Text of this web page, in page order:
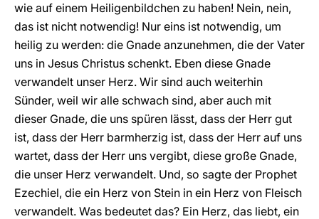
wie auf einem Heiligenbildchen zu haben! Nein, nein,
das ist nicht notwendig! Nur eins ist notwendig, um
heilig zu werden: die Gnade anzunehmen, die der Vater
uns in Jesus Christus schenkt. Eben diese Gnade
verwandelt unser Herz. Wir sind auch weiterhin
Sünder, weil wir alle schwach sind, aber auch mit
dieser Gnade, die uns spüren lässt, dass der Herr gut
ist, dass der Herr barmherzig ist, dass der Herr auf uns
wartet, dass der Herr uns vergibt, diese große Gnade,
die unser Herz verwandelt. Und, so sagte der Prophet
Ezechiel, die ein Herz von Stein in ein Herz von Fleisch
verwandelt. Was bedeutet das? Ein Herz, das liebt, ein